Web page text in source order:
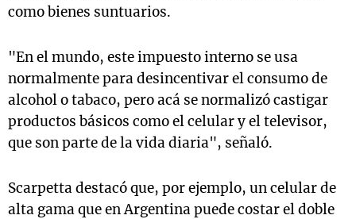
como bienes suntuarios.
"En el mundo, este impuesto interno se usa
normalmente para desincentivar el consumo de
alcohol o tabaco, pero acá se normalizó castigar
productos básicos como el celular y el televisor,
que son parte de la vida diaria", señaló.
Scarpetta destacó que, por ejemplo, un celular de
alta gama que en Argentina puede costar el doble